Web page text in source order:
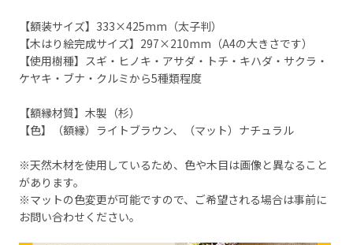
【額装サイズ】333×425mm（太子判）
【木はり絵完成サイズ】297×210mm（A4の大きさです）
【使用樹種】スギ・ヒノキ・アサダ・トチ・キハダ・サクラ・
ケヤキ・ブナ・クルミから5種類程度
【額縁材質】木製（杉）
【色】（額縁）ライトブラウン、（マット）ナチュラル
※天然木材を使用しているため、色や木目は画像と異なること
があります。
※マットの色変更が可能ですので、ご希望される場合は事前に
お問い合わせください。